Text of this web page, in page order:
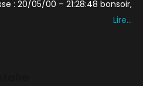
: 20/05/00 – 21:28:48 bonsoir,
Lire…